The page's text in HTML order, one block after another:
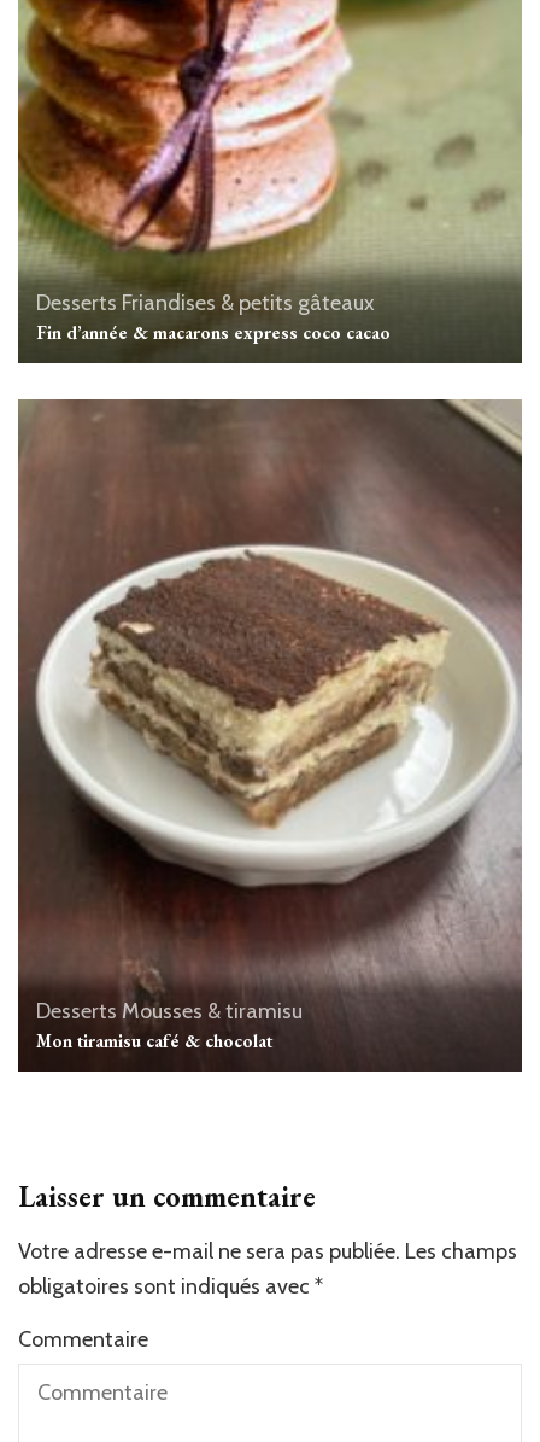
Desserts Friandises & petits gâteaux
Fin d’année & macarons express coco cacao
Desserts Mousses & tiramisu
Mon tiramisu café & chocolat
Laisser un commentaire
Votre adresse e-mail ne sera pas publiée. Les champs
obligatoires sont indiqués avec *
Commentaire